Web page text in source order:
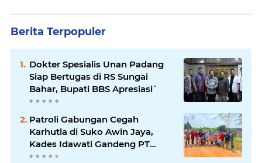
Berita Terpopuler
Dokter Spesialis Unan Padang
Siap Bertugas di RS Sungai
Bahar, Bupati BBS Apresiasi`
Patroli Gabungan Cegah
Karhutla di Suko Awin Jaya,
Kades Idawati Gandeng PT
BBB-S, TNI dan BPD